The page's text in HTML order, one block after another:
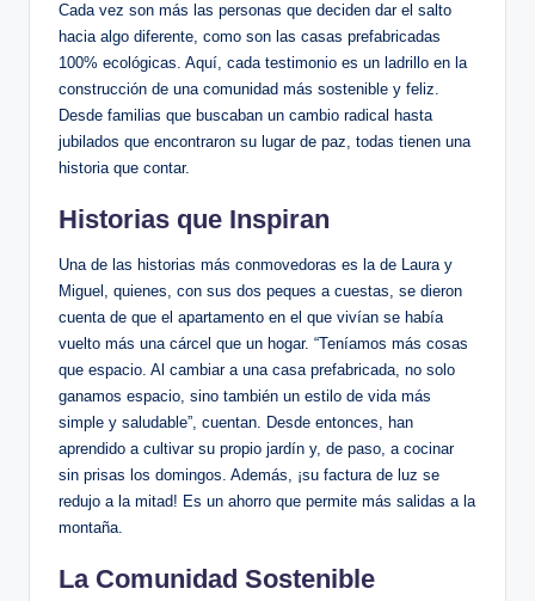
Cada vez son más las personas que deciden dar el salto
hacia algo diferente, como son las casas prefabricadas
100% ecológicas. Aquí, cada testimonio es un ladrillo en la
construcción de una comunidad más sostenible y feliz.
Desde familias que buscaban un cambio radical hasta
jubilados que encontraron su lugar de paz, todas tienen una
historia que contar.
Historias que Inspiran
Una de las historias más conmovedoras es la de Laura y
Miguel, quienes, con sus dos peques a cuestas, se dieron
cuenta de que el apartamento en el que vivían se había
vuelto más una cárcel que un hogar. “Teníamos más cosas
que espacio. Al cambiar a una casa prefabricada, no solo
ganamos espacio, sino también un estilo de vida más
simple y saludable”, cuentan. Desde entonces, han
aprendido a cultivar su propio jardín y, de paso, a cocinar
sin prisas los domingos. Además, ¡su factura de luz se
redujo a la mitad! Es un ahorro que permite más salidas a la
montaña.
La Comunidad Sostenible